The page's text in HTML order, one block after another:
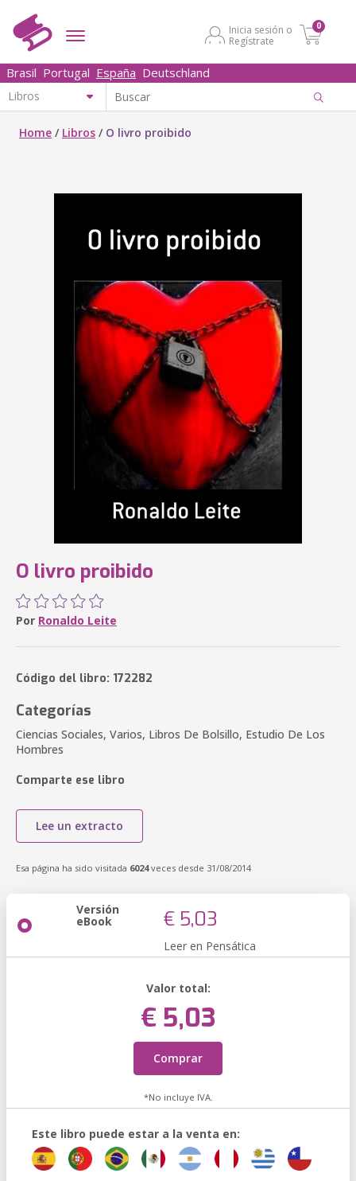
Inicia sesión o
Regístrate
0
Brasil Portugal España Deutschland
Home / Libros / O livro proibido
O livro proibido
Por Ronaldo Leite
Código del libro: 172282
Categorías
Ciencias Sociales, Varios, Libros De Bolsillo, Estudio De Los
Hombres
Comparte ese libro
Lee un extracto
Esa página ha sido visitada 6024veces desde 31/08/2014
Versión
eBook € 5,03
Leer en Pensática
Valor total:
€ 5,03
Comprar
*No incluye IVA.
Este libro puede estar a la venta en: